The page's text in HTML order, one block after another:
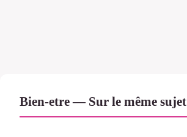
Bien-etre — Sur le même sujet